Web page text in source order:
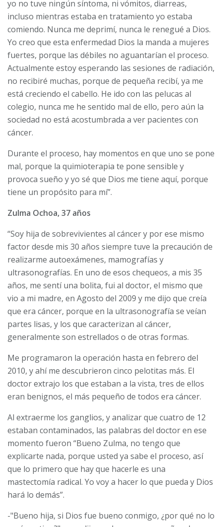
yo no tuve ningún síntoma, ni vómitos, diarreas,
incluso mientras estaba en tratamiento yo estaba
comiendo. Nunca me deprimí, nunca le renegué a Dios.
Yo creo que esta enfermedad Dios la manda a mujeres
fuertes, porque las débiles no aguantarían el proceso.
Actualmente estoy esperando las sesiones de radiación,
no recibiré muchas, porque de pequeña recibí, ya me
está creciendo el cabello. He ido con las pelucas al
colegio, nunca me he sentido mal de ello, pero aún la
sociedad no está acostumbrada a ver pacientes con
cáncer.
Durante el proceso, hay momentos en que uno se pone
mal, porque la quimioterapia te pone sensible y
provoca sueño y yo sé que Dios me tiene aquí, porque
tiene un propósito para mí”.
Zulma Ochoa, 37 años
“Soy hija de sobrevivientes al cáncer y por ese mismo
factor desde mis 30 años siempre tuve la precaución de
realizarme autoexámenes, mamografías y
ultrasonografías. En uno de esos chequeos, a mis 35
años, me sentí una bolita, fui al doctor, el mismo que
vio a mi madre, en Agosto del 2009 y me dijo que creía
que era cáncer, porque en la ultrasonografía se veían
partes lisas, y los que caracterizan al cáncer,
generalmente son estrellados o de otras formas.
Me programaron la operación hasta en febrero del
2010, y ahí me descubrieron cinco pelotitas más. El
doctor extrajo los que estaban a la vista, tres de ellos
eran benignos, el más pequeño de todos era cáncer.
Al extraerme los ganglios, y analizar que cuatro de 12
estaban contaminados, las palabras del doctor en ese
momento fueron “Bueno Zulma, no tengo que
explicarte nada, porque usted ya sabe el proceso, así
que lo primero que hay que hacerle es una
mastectomía radical. Yo voy a hacer lo que pueda y Dios
hará lo demás”.
-"Bueno hija, si Dios fue bueno conmigo, ¿por qué no lo